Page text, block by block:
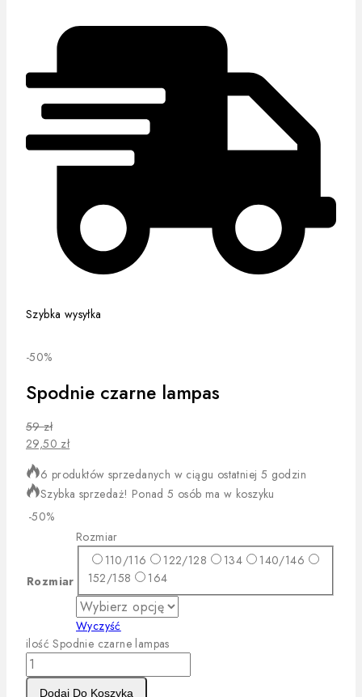
Szybka wysyłka
-50%
Spodnie czarne lampas
59zł
29,50 zł
6 produktów sprzedanych w ciągu ostatniej 5 godzin
Szybka sprzedaż! Ponad 5 osób ma w koszyku
-50%
Rozmiar
Rozmiar
110/116
122/128 134
140/146
152/158
164
Wyczyść
ilość Spodnie czarne lampas
Dodaj Do Koszyka